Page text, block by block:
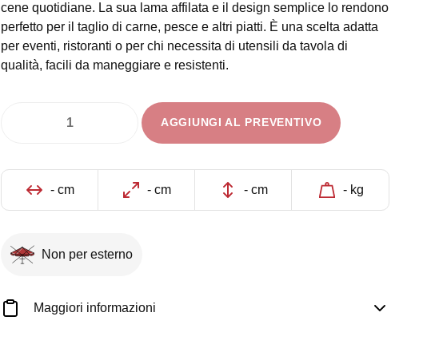
cene quotidiane. La sua lama affilata e il design semplice lo rendono
perfetto per il taglio di carne, pesce e altri piatti. È una scelta adatta
per eventi, ristoranti o per chi necessita di utensili da tavola di
qualità, facili da maneggiare e resistenti.
Broggi
serie
Sky
AGGIUNGI AL PREVENTIVO
- cm - cm - cm - kg
Non per esterno
Maggiori informazioni